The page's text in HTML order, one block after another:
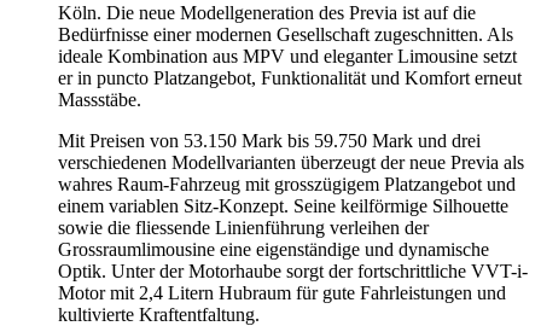
Köln. Die neue Modellgeneration des Previa ist auf die
Bedürfnisse einer modernen Gesellschaft zugeschnitten. Als
ideale Kombination aus MPV und eleganter Limousine setzt
er in puncto Platzangebot, Funktionalität und Komfort erneut
Massstäbe.
Mit Preisen von 53.150 Mark bis 59.750 Mark und drei
verschiedenen Modellvarianten überzeugt der neue Previa als
wahres Raum-Fahrzeug mit grosszügigem Platzangebot und
einem variablen Sitz-Konzept. Seine keilförmige Silhouette
sowie die fliessende Linienführung verleihen der
Grossraumlimousine eine eigenständige und dynamische
Optik. Unter der Motorhaube sorgt der fortschrittliche VVT-i-
Motor mit 2,4 Litern Hubraum für gute Fahrleistungen und
kultivierte Kraftentfaltung.